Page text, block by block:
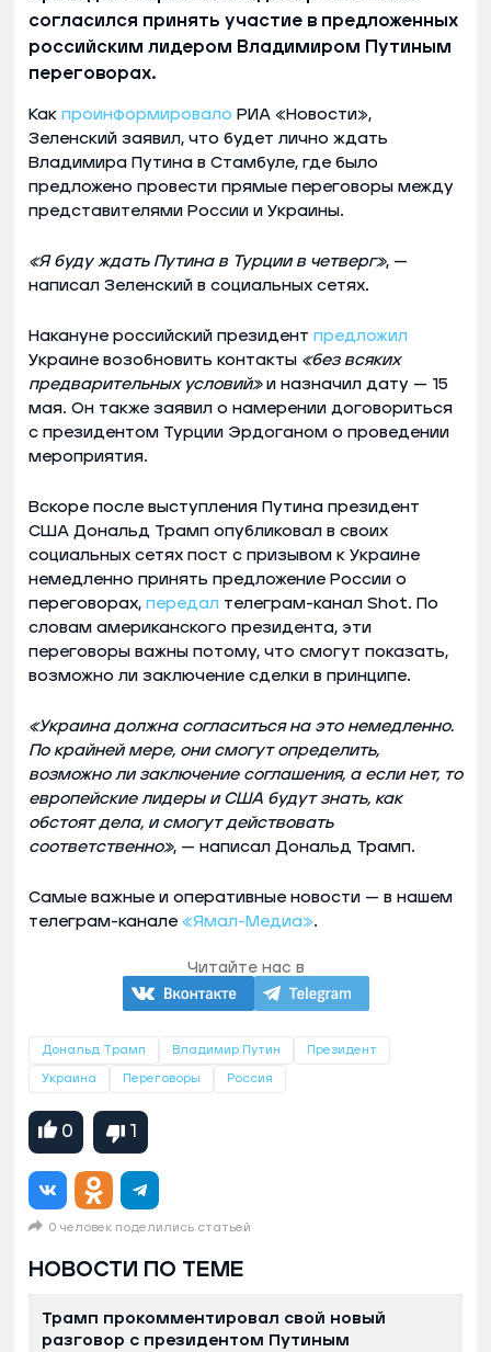
согласился принять участие в предложенных
российским лидером Владимиром Путиным
переговорах.
Как проинформировало РИА «Новости»,
Зеленский заявил, что будет лично ждать
Владимира Путина в Стамбуле, где было
предложено провести прямые переговоры между
представителями России и Украины.
«Я буду ждать Путина в Турции в четверг», —
написал Зеленский в социальных сетях.
Накануне российский президент предложил
Украине возобновить контакты «без всяких
предварительных условий»и назначил дату — 15
мая. Он также заявил о намерении договориться
с президентом Турции Эрдоганом о проведении
мероприятия.
Вскоре после выступления Путина президент
США Дональд Трамп опубликовал в своих
социальных сетях пост с призывом к Украине
немедленно принять предложение России о
переговорах, передал телеграм-канал Shot. По
словам американского президента, эти
переговоры важны потому, что смогут показать,
возможно ли заключение сделки в принципе.
«Украина должна согласиться на это немедленно.
По крайней мере, они смогут определить,
возможно ли заключение соглашения, а если нет, то
европейские лидеры и США будут знать, как
обстоят дела, и смогут действовать
соответственно», — написал Дональд Трамп.
Самые важные и оперативные новости — в нашем
телеграм-канале «Ямал-Медиа».
Читайте нас в
Дональд Трамп Владимир Путин Президент
Украина Переговоры Россия
0 1
0 человек поделились статьей
НОВОСТИ ПО ТЕМЕ
Трамп прокомментировал свой новый
разговор с президентом Путиным